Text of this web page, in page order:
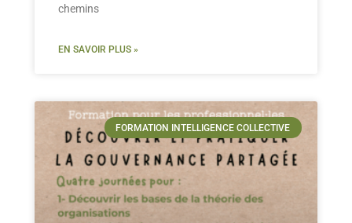
chemins
EN SAVOIR PLUS »
FORMATION INTELLIGENCE COLLECTIVE